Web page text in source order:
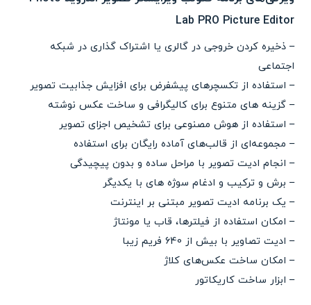
Lab PRO Picture Editor
– ذخیره کردن خروجی در گالری یا اشتراک گذاری در شبکه
اجتماعی
– استفاده از تکسچرهای پیشفرض برای افزایش جذابیت تصویر
– گزینه های متنوع برای کالیگرافی و ساخت عکس نوشته
– استفاده از هوش مصنوعی برای تشخیص اجزای تصویر
– مجموعه‌ای از قالب‌های آماده رایگان برای استفاده
– انجام ادیت تصویر با مراحل ساده و بدون پیچیدگی
– برش و ترکیب و ادغام سوژه های با یکدیگر
– یک برنامه ادیت تصویر مبتنی بر اینترنت
– امکان استفاده از فیلترها، قاب یا مونتاژ
– ادیت تصاویر با بیش از 640 فریم زیبا
– امکان ساخت عکس‌های کلاژ
– ابزار ساخت کاریکاتور